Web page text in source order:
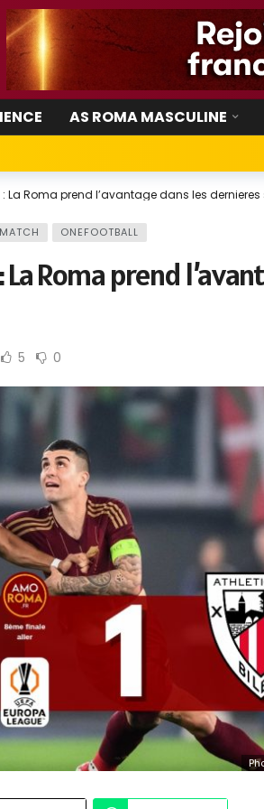
AS ROMA MASCULINE
: La Roma prend l’avantage dans les
ONEFOOTBALL
La Roma prend
5 0